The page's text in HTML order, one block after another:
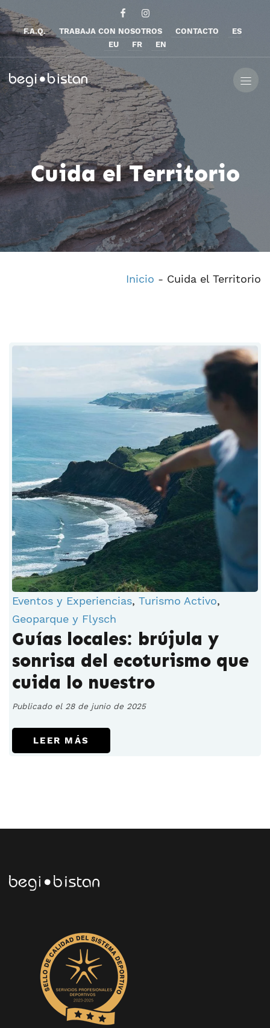
F.A.Q. TRABAJA CON NOSOTROS CONTACTO
ES
EU
FR EN
Cuida el Territorio
Inicio - Cuida el Territorio
Eventos y Experiencias, Turismo Activo,
Geoparque y Flysch
Guías locales: brújula y
sonrisa del ecoturismo que
cuida lo nuestro
Publicado el 28 de junio de 2025
LEER MÁS